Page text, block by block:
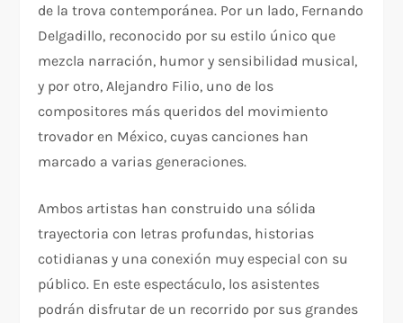
de la trova contemporánea. Por un lado, Fernando
Delgadillo, reconocido por su estilo único que
mezcla narración, humor y sensibilidad musical,
y por otro, Alejandro Filio, uno de los
compositores más queridos del movimiento
trovador en México, cuyas canciones han
marcado a varias generaciones.
Ambos artistas han construido una sólida
trayectoria con letras profundas, historias
cotidianas y una conexión muy especial con su
público. En este espectáculo, los asistentes
podrán disfrutar de un recorrido por sus grandes